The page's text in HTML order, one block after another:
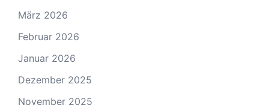
März 2026
Februar 2026
Januar 2026
Dezember 2025
November 2025